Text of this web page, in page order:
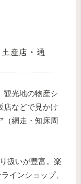
産店・通
観光地の物産シ
店などで見かけ
（網走・知床周
扱いが豊富。楽
インショップ、